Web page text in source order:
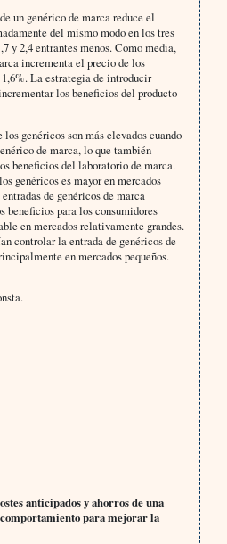
un genérico de marca reduce el
del mismo modo en los tres
y 2,4 entrantes menos. Como media,
incrementa el precio de los
La estrategia de introducir
los beneficios del producto
los genéricos son más elevados cuando
de marca, lo que también
beneficios del laboratorio de marca.
genéricos es mayor en mercados
de genéricos de marca
beneficios para los consumidores
en mercados relativamente grandes.
controlar la entrada de genéricos de
en mercados pequeños.
anticipados y ahorros de una
para mejorar la